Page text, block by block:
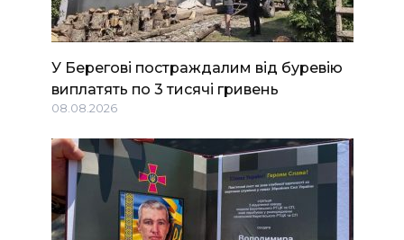
У Берегові постраждалим від буревію
виплатять по 3 тисячі гривень
08.08.2026